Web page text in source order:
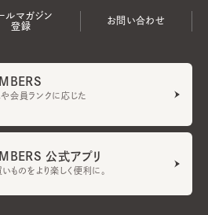
ルマガジン
登録
お問い合わせ
や会員ランクに応じた
公式アプリ
ものをより楽しく便利に。